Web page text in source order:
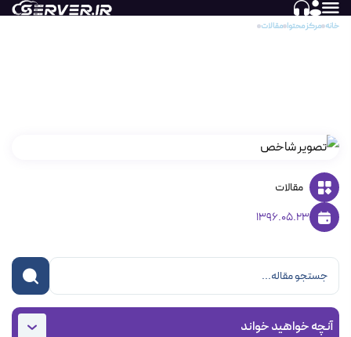
خانه مرکز محتوا مقالات
مقالات
1396.05.23
آنچه خواهید خواند